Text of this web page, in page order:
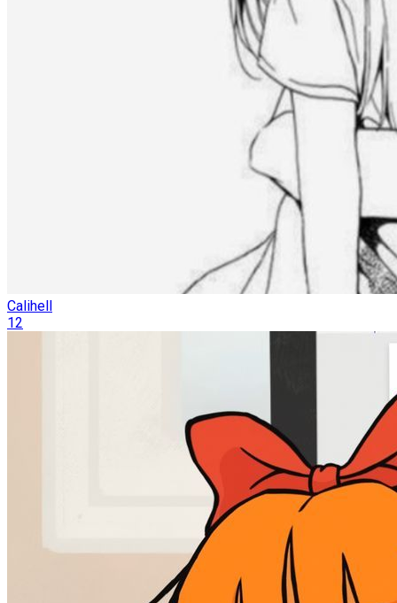
Calihell
12